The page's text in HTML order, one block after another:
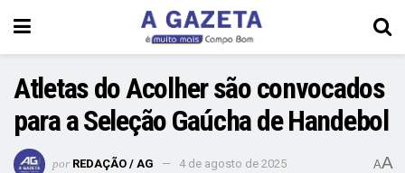
Atletas do Acolher são convocados
para a Seleção Gaúcha de Handebol
por REDAÇÃO / AG 4 de agosto de 2025 AA